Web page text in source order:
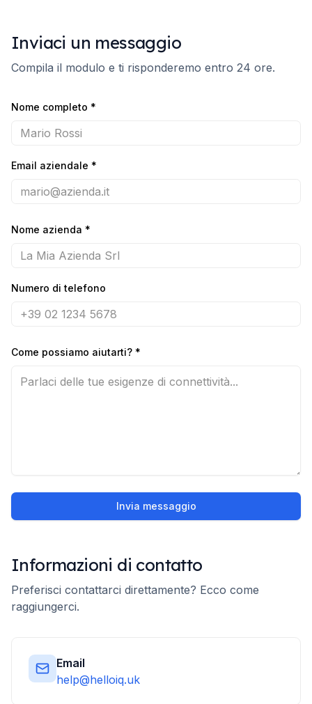
Inviaci un messaggio
Compila il modulo e ti risponderemo entro 24 ore.
Nome completo *
Email aziendale *
Nome azienda *
Numero di telefono
Come possiamo aiutarti? *
Invia messaggio
Informazioni di contatto
Preferisci contattarci direttamente? Ecco come
raggiungerci.
Email
help@helloiq.uk